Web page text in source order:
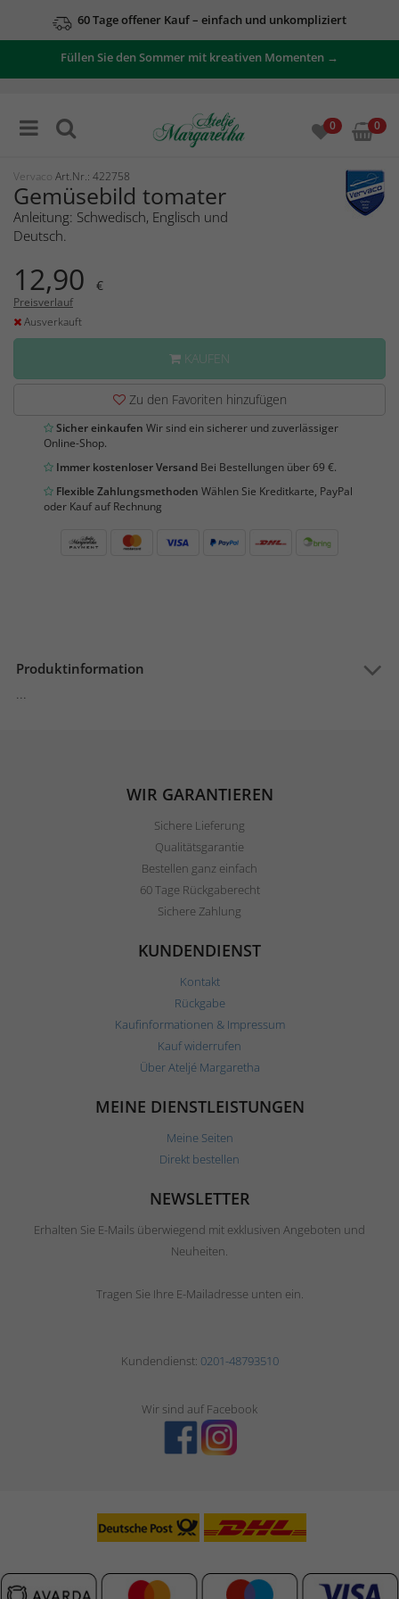
60 Tage offener Kauf – einfach und unkompliziert
Füllen Sie den Sommer mit kreativen Momenten →
0 0
Vervaco Art.Nr.: 422758
Gemüsebild tomater
Anleitung: Schwedisch, Englisch und
Deutsch.
12,90 €
Preisverlauf
Ausverkauft
KAUFEN
Zu den Favoriten hinzufügen
Sicher einkaufen Wir sind ein sicherer und zuverlässiger
Online-Shop.
Immer kostenloser Versand Bei Bestellungen über 69 €.
Flexible Zahlungsmethoden Wählen Sie Kreditkarte, PayPal
oder Kauf auf Rechnung
Produktinformation
...
WIR GARANTIEREN
Sichere Lieferung
Qualitätsgarantie
Bestellen ganz einfach
60 Tage Rückgaberecht
Sichere Zahlung
KUNDENDIENST
Kontakt
Rückgabe
Kaufinformationen & Impressum
Kauf widerrufen
Über Ateljé Margaretha
MEINE DIENSTLEISTUNGEN
Meine Seiten
Direkt bestellen
NEWSLETTER
Erhalten Sie E-Mails überwiegend mit exklusiven Angeboten und
Neuheiten.
Tragen Sie Ihre E-Mailadresse unten ein.
Kundendienst: 0201-48793510
Wir sind auf Facebook